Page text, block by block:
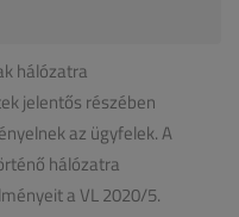
hálózatra
jelentős részében
az ügyfelek. A
hálózatra
a VL 2020/5.